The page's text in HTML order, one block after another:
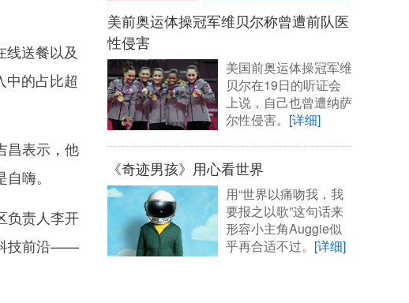
送餐以及
中的占比超
昌表示，他
嗨。
负责人李开
技前沿——
美前奥运体操冠军维贝尔称曾遭前队医
性侵害
美国前奥运体操冠军维
贝尔在19日的听证会
上说，自己也曾遭纳萨
尔性侵害。 [详细]
《奇迹男孩》用心看世界
用“世界以痛吻我，我
要报之以歌”这句话来
形容小主角Auggie似
乎再合适不过。 [详细]